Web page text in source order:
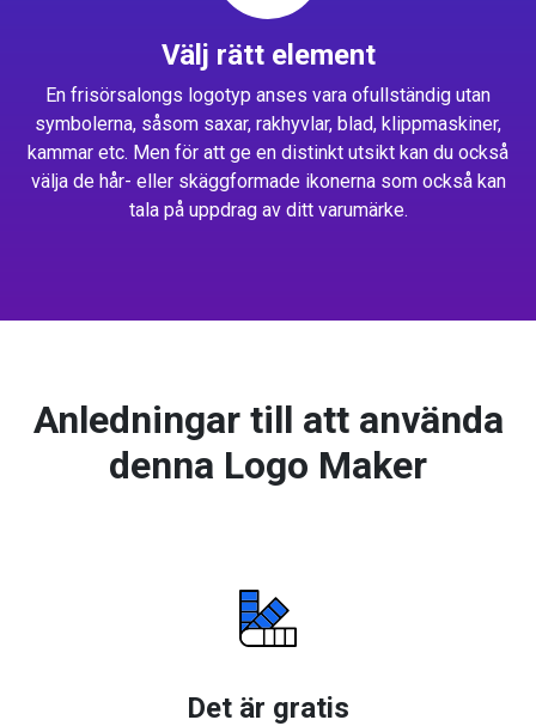
Välj rätt element
En frisörsalongs logotyp anses vara ofullständig utan
symbolerna, såsom saxar, rakhyvlar, blad, klippmaskiner,
kammar etc. Men för att ge en distinkt utsikt kan du också
välja de hår- eller skäggformade ikonerna som också kan
tala på uppdrag av ditt varumärke.
Anledningar till att använda
denna Logo Maker
Det är gratis